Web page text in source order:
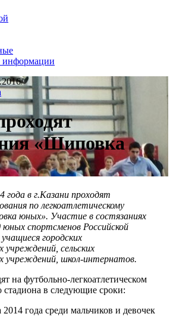
информации
«Шиповка
года в г.Казани проходят
по легкоатлетическому
юных». Участие в состязаниях
спортсменов Российской
городских
учреждений, сельских
учреждений, школ-интернатов.
на футбольно-легкоатлетическом
в следующие сроки:
года среди мальчиков и девочек